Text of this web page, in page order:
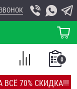
70% СКИДКА!!!
КОРЗИНА
0
СПИСОК
СРАВНЕНИЕ